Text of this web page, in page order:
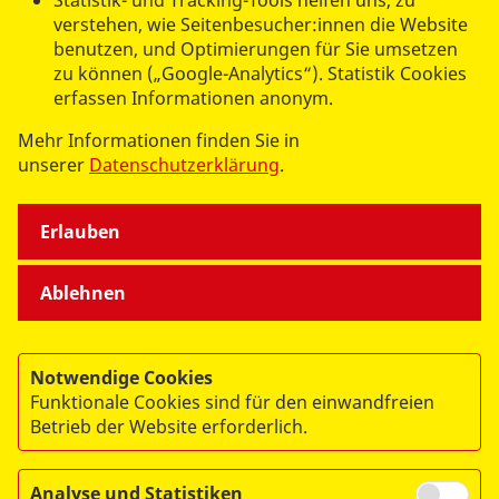
Mehr lesen
© 2026 ASB Berlin
Impressum
Datenschutz
verstehen, wie Seitenbesucher:innen die Website
benutzen, und Optimierungen für Sie umsetzen
zu können („Google-Analytics“). Statistik Cookies
erfassen Informationen anonym.
Mehr Informationen finden Sie in
unserer Datenschutzerklärung.
Ablehnen
Erlauben
Notwendige Cookies
Funktionale Cookies sind für den einwandfreien
Betrieb der Website erforderlich.
Analyse und Statistiken